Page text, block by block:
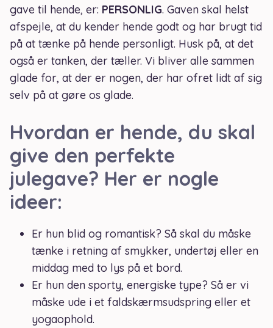
gave til hende, er: PERSONLIG. Gaven skal helst
afspejle, at du kender hende godt og har brugt tid
på at tænke på hende personligt. Husk på, at det
også er tanken, der tæller. Vi bliver alle sammen
glade for, at der er nogen, der har ofret lidt af sig
selv på at gøre os glade.
Hvordan er hende, du skal
give den perfekte
julegave? Her er nogle
ideer:
Er hun blid og romantisk? Så skal du måske
tænke i retning af smykker, undertøj eller en
middag med to lys på et bord.
Er hun den sporty, energiske type? Så er vi
måske ude i et faldskærmsudspring eller et
yogaophold.